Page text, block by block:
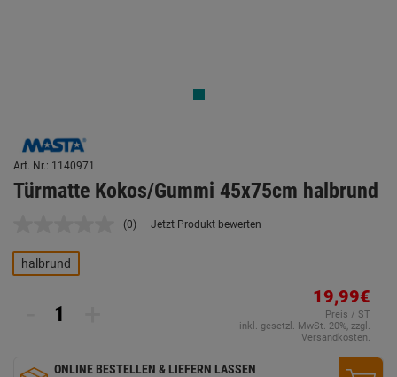
Art. Nr.: 1140971
Türmatte Kokos/Gummi 45x75cm halbrund
Kein
(0) Jetzt Produkt bewerten
halbrund
19,99€
Preis / ST
inkl. gesetzl. MwSt. 20%, zzgl.
Versandkosten.
ONLINE BESTELLEN & LIEFERN LASSEN